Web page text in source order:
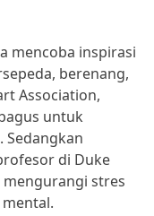
mencoba inspirasi
berenang,
Association,
untuk
Sedangkan
di Duke
stres